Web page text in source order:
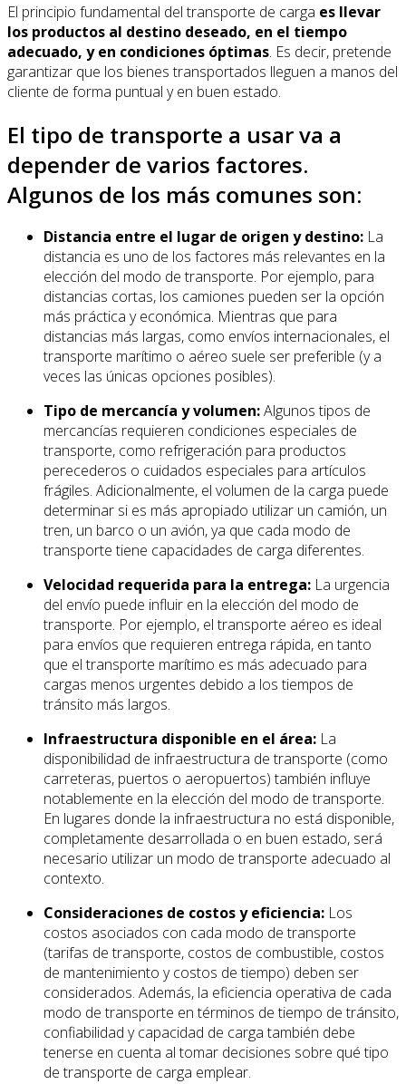
El principio fundamental del transporte de carga es llevar
los productos al destino deseado, en el tiempo
adecuado, y en condiciones óptimas. Es decir, pretende
garantizar que los bienes transportados lleguen a manos del
cliente de forma puntual y en buen estado.
El tipo de transporte a usar va a
depender de varios factores.
Algunos de los más comunes son:
Distancia entre el lugar de origen y destino: La
distancia es uno de los factores más relevantes en la
elección del modo de transporte. Por ejemplo, para
distancias cortas, los camiones pueden ser la opción
más práctica y económica. Mientras que para
distancias más largas, como envíos internacionales, el
transporte marítimo o aéreo suele ser preferible (y a
veces las únicas opciones posibles).
Tipo de mercancía y volumen:Algunos tipos de
mercancías requieren condiciones especiales de
transporte, como refrigeración para productos
perecederos o cuidados especiales para artículos
frágiles. Adicionalmente, el volumen de la carga puede
determinar si es más apropiado utilizar un camión, un
tren, un barco o un avión, ya que cada modo de
transporte tiene capacidades de carga diferentes.
Velocidad requerida para la entrega: La urgencia
del envío puede influir en la elección del modo de
transporte. Por ejemplo, el transporte aéreo es ideal
para envíos que requieren entrega rápida, en tanto
que el transporte marítimo es más adecuado para
cargas menos urgentes debido a los tiempos de
tránsito más largos.
Infraestructura disponible en el área: La
disponibilidad de infraestructura de transporte (como
carreteras, puertos o aeropuertos) también influye
notablemente en la elección del modo de transporte.
En lugares donde la infraestructura no está disponible,
completamente desarrollada o en buen estado, será
necesario utilizar un modo de transporte adecuado al
contexto.
Consideraciones de costos y eficiencia: Los
costos asociados con cada modo de transporte
(tarifas de transporte, costos de combustible, costos
de mantenimiento y costos de tiempo) deben ser
considerados. Además, la eficiencia operativa de cada
modo de transporte en términos de tiempo de tránsito,
confiabilidad y capacidad de carga también debe
tenerse en cuenta al tomar decisiones sobre qué tipo
de transporte de carga emplear.